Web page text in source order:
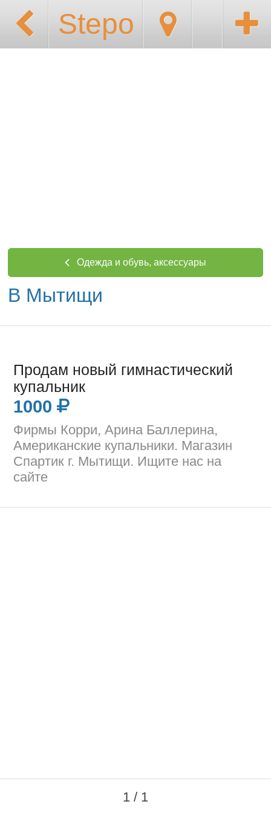
Stepo
Одежда и обувь, аксессуары
В Мытищи
Продам новый гимнастический
купальник
1000
Фирмы Корри, Арина Баллерина,
Американские купальники. Магазин
Спартик г. Мытищи. Ищите нас на
сайте
1 / 1